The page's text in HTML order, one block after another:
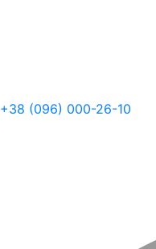
+38 (096) 000-26-10